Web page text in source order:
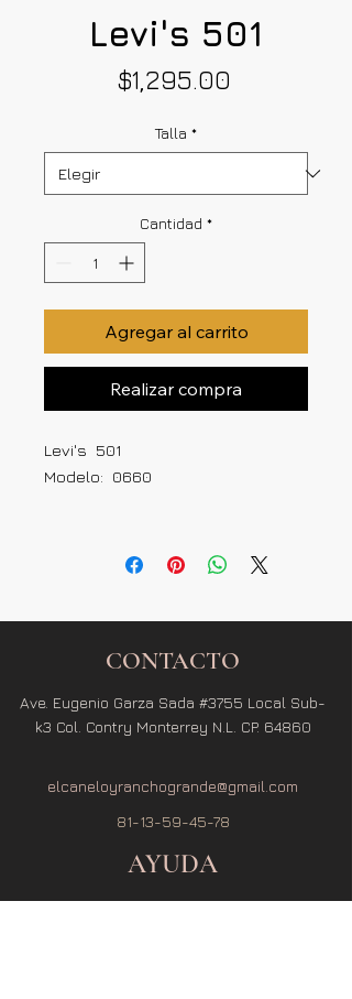
Levi's 501
$1,295.00
Talla *
Cantidad *
Agregar al carrito
Realizar compra
Levi's 501
Modelo: 0660
CONTACTO
Ave. Eugenio Garza Sada #3755 Local Sub-
k3 Col. Contry Monterrey N.L. CP. 64860
elcaneloyranchogrande@gmail.com
81-13-59-45-78
AYUDA
Términos y Condiciones